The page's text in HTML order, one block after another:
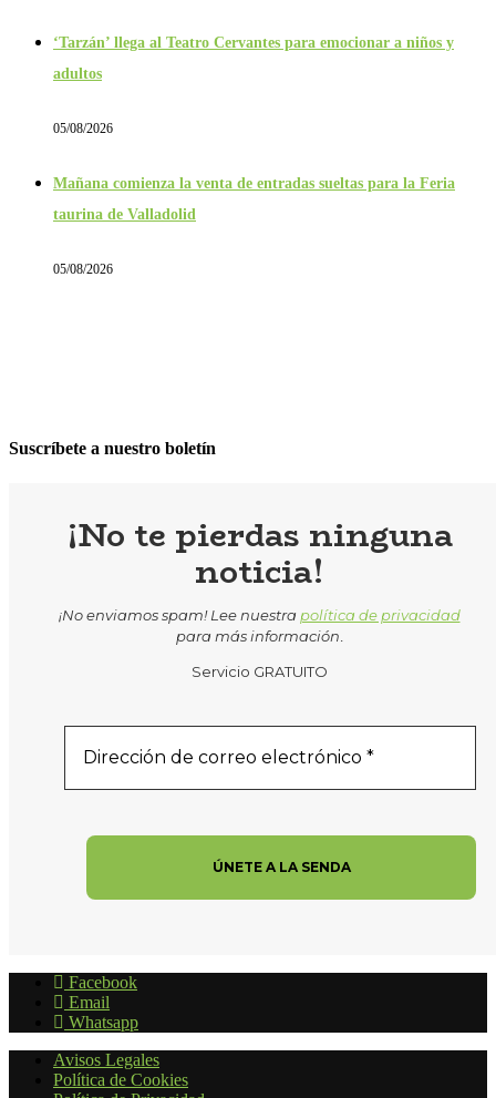
‘Tarzán’ llega al Teatro Cervantes para emocionar a niños y
adultos
05/08/2026
Mañana comienza la venta de entradas sueltas para la Feria
taurina de Valladolid
05/08/2026
Suscríbete a nuestro boletín
¡No te pierdas ninguna
noticia!
¡No enviamos spam! Lee nuestra política de privacidad
para más información
Servicio GRATUITO
Facebook
Email
Whatsapp
Avisos Legales
Política de Cookies